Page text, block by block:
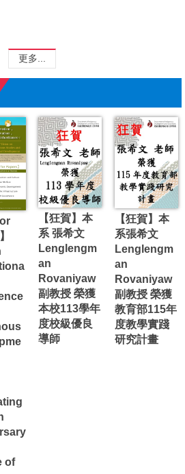
察。
於2024年12月出版的《臺大社會工
作學刊》第50期中，本系莊曉霞教
孕前的生命經驗：離散、錯置與創
傷〉(與劉弘毅合著)、日宏煜副教授
的研究議題討論〈國家福利體制與原
住民族障礙者的交織身分:系統性的
文獻回顧〉(與張恒豪、林駿杰、陳
美智等合著)的研究論文皆獲收錄其
中。
更多...
of
【狂賀】本
系 張希文
Lenglengm
an
Rovaniyaw
副教授 榮獲
本校113學年
度校級優良
導師
【狂賀】本
系張希文
Lenglengm
an
Rovaniyaw
副教授 榮獲
教育部115年
度教學實踐
研究計畫